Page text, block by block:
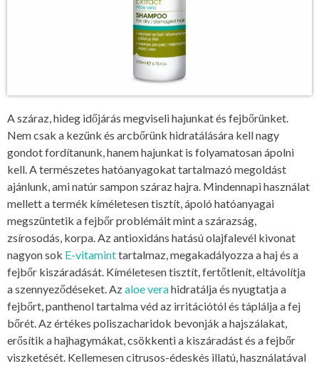
A száraz, hideg időjárás megviseli hajunkat és fejbőrünket.
Nem csak a kezünk és arcbőrünk hidratálására kell nagy
gondot fordítanunk, hanem hajunkat is folyamatosan ápolni
kell. A természetes hatóanyagokat tartalmazó megoldást
ajánlunk, ami natúr sampon száraz hajra. Mindennapi használat
mellett a termék kíméletesen tisztít, ápoló hatóanyagai
megszüntetik a fejbőr problémáit mint a szárazság,
zsírosodás, korpa. Az antioxidáns hatású olajfalevél kivonat
nagyon sok E-vitaminttartalmaz, megakadályozza a haj és a
fejbőr kiszáradását. Kíméletesen tisztít, fertőtlenít, eltávolítja
a szennyeződéseket. Azaloe verahidratálja és nyugtatja a
fejbőrt, panthenol tartalma véd az irritációtól és táplálja a fej
bőrét. Az értékes poliszacharidok bevonják a hajszálakat,
erősítik a hajhagymákat, csökkenti a kiszáradást és a fejbőr
viszketését. Kellemesen citrusos-édeskés illatú, használatával